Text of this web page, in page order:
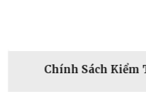
Tra Và Đổi Trả Hàng